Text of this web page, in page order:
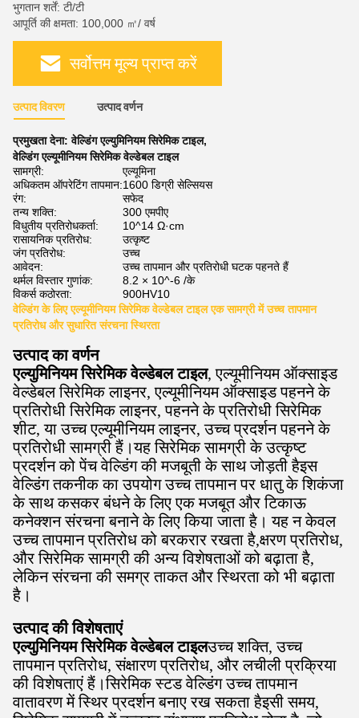
भुगतान शर्तें: टी/टी
आपूर्ति की क्षमता: 100,000 ㎡/ वर्ष
सर्वोत्तम मूल्य प्राप्त करें
उत्पाद विवरण उत्पाद वर्णन
प्रमुखता देना:वेल्डिंग एल्युमिनियम सिरेमिक टाइल,
वेल्डिंग एल्यूमीनियम सिरेमिक वेल्डेबल टाइल
सामग्री:
एल्यूमिना
अधिकतम ऑपरेटिंग तापमान:1600 डिग्री सेल्सियस
रंग:
सफेद
तन्य शक्ति:
300 एमपीए
विधुतीय प्रतिरोधकर्ता:
10^14 Ω·cm
रासायनिक प्रतिरोध:
उत्कृष्ट
जंग प्रतिरोध:
उच्च
आवेदन:
उच्च तापमान और प्रतिरोधी घटक पहनते हैं
थर्मल विस्तार गुणांक:
8.2 × 10^-6 /के
विकर्स कठोरता:
900HV10
वेल्डिंग के लिए एल्यूमीनियम सिरेमिक वेल्डेबल टाइल एक सामग्री में उच्च तापमान
प्रतिरोध और सुधारित संरचना स्थिरता
उत्पाद का वर्णन
एल्युमिनियम सिरेमिक वेल्डेबल टाइल, एल्यूमीनियम ऑक्साइड
वेल्डेबल सिरेमिक लाइनर, एल्यूमीनियम ऑक्साइड पहनने के
प्रतिरोधी सिरेमिक लाइनर, पहनने के प्रतिरोधी सिरेमिक
शीट, या उच्च एल्यूमीनियम लाइनर, उच्च प्रदर्शन पहनने के
प्रतिरोधी सामग्री हैं।यह सिरेमिक सामग्री के उत्कृष्ट
प्रदर्शन को पेंच वेल्डिंग की मजबूती के साथ जोड़ती हैइस
वेल्डिंग तकनीक का उपयोग उच्च तापमान पर धातु के शिकंजा
के साथ कसकर बंधने के लिए एक मजबूत और टिकाऊ
कनेक्शन संरचना बनाने के लिए किया जाता है। यह न केवल
उच्च तापमान प्रतिरोध को बरकरार रखता है,क्षरण प्रतिरोध,
और सिरेमिक सामग्री की अन्य विशेषताओं को बढ़ाता है,
लेकिन संरचना की समग्र ताकत और स्थिरता को भी बढ़ाता
है।
उत्पाद की विशेषताएं
एल्युमिनियम सिरेमिक वेल्डेबल टाइलउच्च शक्ति, उच्च
तापमान प्रतिरोध, संक्षारण प्रतिरोध, और लचीली प्रक्रिया
की विशेषताएं हैं।सिरेमिक स्टड वेल्डिंग उच्च तापमान
वातावरण में स्थिर प्रदर्शन बनाए रख सकता हैइसी समय,